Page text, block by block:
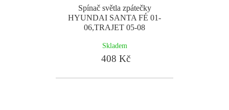
Spínač světla zpátečky
HYUNDAI SANTA FÉ 01-
06,TRAJET 05-08
Skladem
408 Kč